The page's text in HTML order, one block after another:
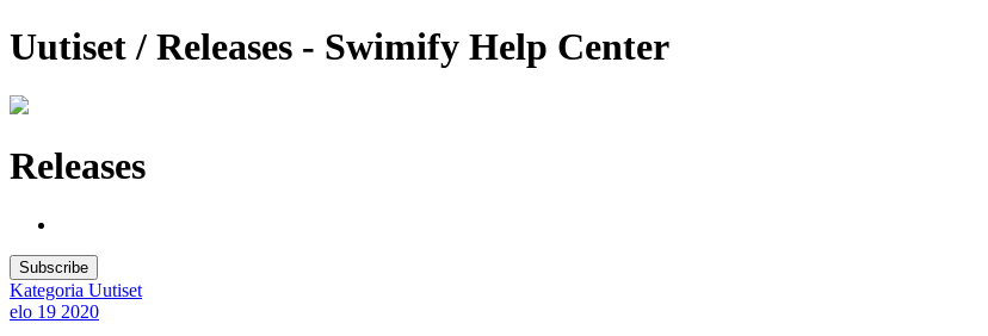
Uutiset / Releases - Swimify Help Center
Releases
Subscribe
Kategoria Uutiset
elo 19 2020